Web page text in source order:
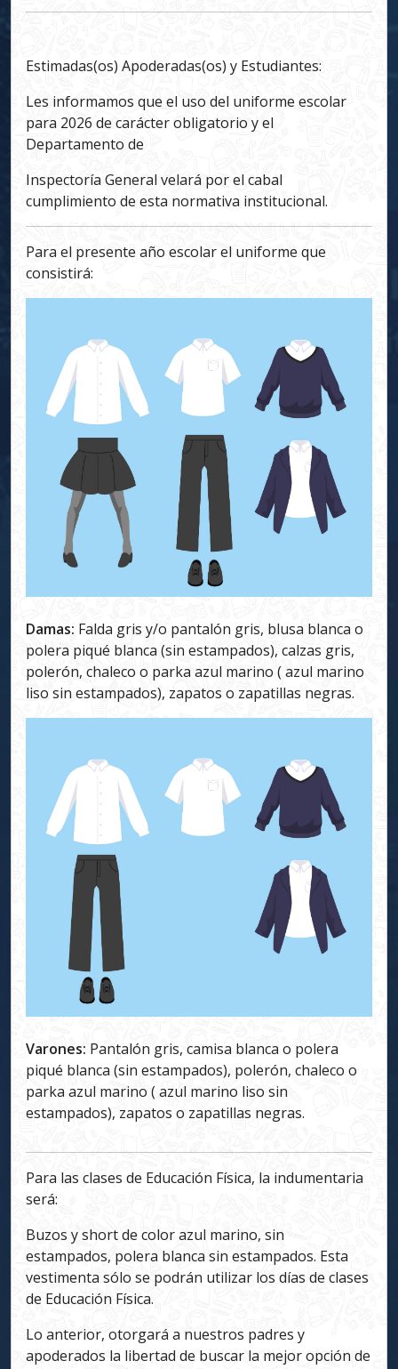
Estimadas(os) Apoderadas(os) y Estudiantes:
Les informamos que el uso del uniforme escolar
para 2026 de carácter obligatorio y el
Departamento de
Inspectoría General velará por el cabal
cumplimiento de esta normativa institucional.
Para el presente año escolar el uniforme que
consistirá:
Damas: Falda gris y/o pantalón gris, blusa blanca o
polera piqué blanca (sin estampados), calzas gris,
polerón, chaleco o parka azul marino ( azul marino
liso sin estampados), zapatos o zapatillas negras.
Varones: Pantalón gris, camisa blanca o polera
piqué blanca (sin estampados), polerón, chaleco o
parka azul marino ( azul marino liso sin
estampados), zapatos o zapatillas negras.
Para las clases de Educación Física, la indumentaria
será:
Buzos y short de color azul marino, sin
estampados, polera blanca sin estampados. Esta
vestimenta sólo se podrán utilizar los días de clases
de Educación Física.
Lo anterior, otorgará a nuestros padres y
apoderados la libertad de buscar la mejor opción de